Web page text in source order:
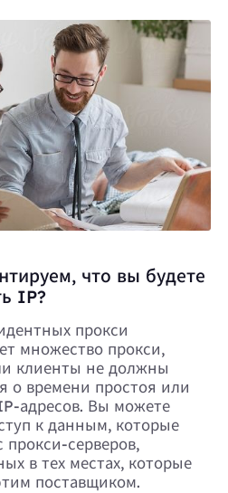
что вы будете
IP?
прокси
множество прокси,
клиенты не должны
о времени простоя или
адресов. Вы можете
к данным, которые
серверов,
в тех местах, которые
поставщиком.